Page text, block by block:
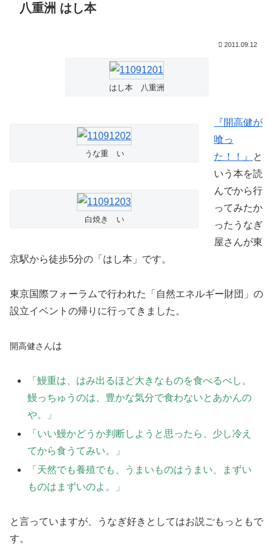
八重洲 はし本
2011.09.12
はし本 八重洲
うな重 い
白焼き い
『開高健が
喰っ
た！！』
と
いう本を読
んでから行
ってみたか
ったうなぎ
屋さんが東
京駅から徒歩5分の「はし本」です。
東京国際フォーラムで行われた「自然エネルギー財団」の
設立イベントの帰りに行ってきました。
開高健さんは
「鰻重は、はみ出るほど大きなものを食べるべし。
鰻っちゅうのは、豊かな気分で食わないとあかんの
や。」
「いい鰻かどうか判断しようと思ったら、少し冷え
てから食うてみい。」
「天然でも養殖でも、うまいものはうまい、まずい
ものはまずいのよ。」
と言っていますが、うなぎ好きとしてはお説ごもっともで
す。